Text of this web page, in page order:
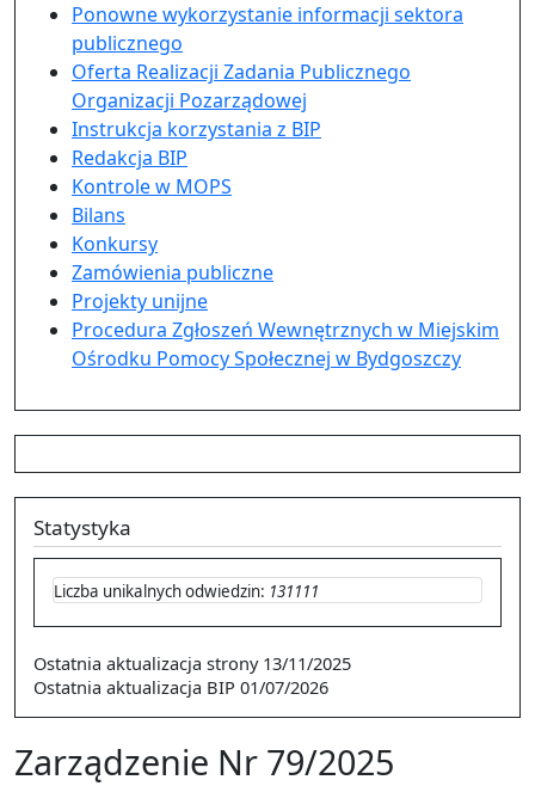
Zarządzenie Nr 79/2025
Ponowne wykorzystanie informacji sektora
publicznego
Oferta Realizacji Zadania Publicznego
Organizacji Pozarządowej
Instrukcja korzystania z BIP
Redakcja BIP
Kontrole w MOPS
Bilans
Konkursy
Zamówienia publiczne
Projekty unijne
Procedura Zgłoszeń Wewnętrznych w Miejskim
Ośrodku Pomocy Społecznej w Bydgoszczy
Statystyka
Liczba unikalnych odwiedzin: 131111
Ostatnia aktualizacja strony 13/11/2025
Ostatnia aktualizacja BIP 01/07/2026